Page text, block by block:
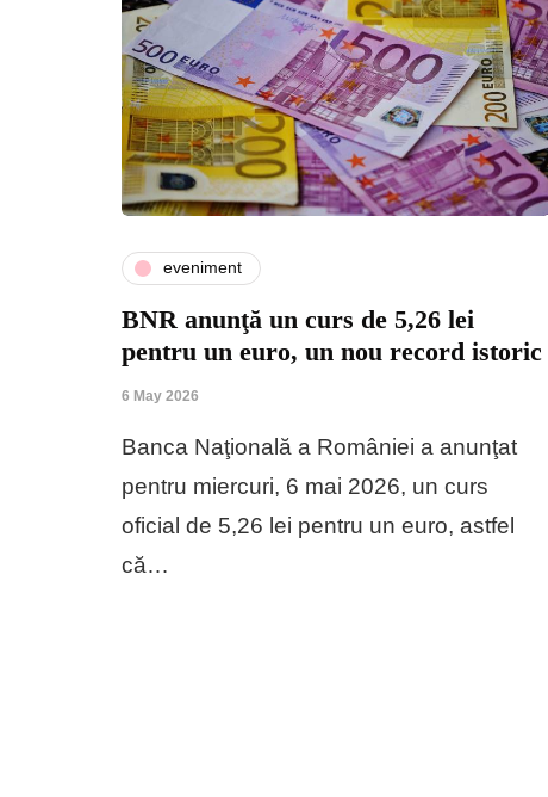
eveniment
BNR anunţă un curs de 5,26 lei
pentru un euro, un nou record istoric
6 May 2026
Banca Naţională a României a anunţat
pentru miercuri, 6 mai 2026, un curs
oficial de 5,26 lei pentru un euro, astfel
că…